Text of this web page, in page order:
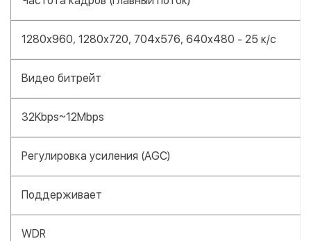
1280x960, 1280x720, 704x576, 640x480 - 25 к/с
Видео битрейт
32Kbps~12Mbps
Регулировка усиления (AGC)
Поддерживает
WDR